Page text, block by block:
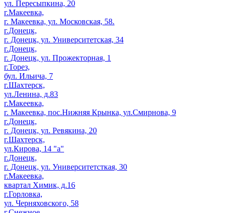
ул. Пересыпкина, 20
г.Макеевка,
г. Макеевка, ул. Московская, 58.
г.Донецк,
г. Донецк, ул. Университетская, 34
г.Донецк,
г. Донецк, ул. Прожекторная, 1
г.Торез,
бул. Ильича, 7
г.Шахтерск,
ул.Ленина, д.83
г.Макеевка,
г. Макеевка, пос.Нижняя Крынка, ул.Смирнова, 9
г.Донецк,
г. Донецк, ул. Ревякина, 20
г.Шахтерск,
ул.Кирова, 14 "а"
г.Донецк,
г. Донецк, ул. Университетсткая, 30
г.Макеевка,
квартал Химик, д.16
г.Горловка,
ул. Черняховского, 58